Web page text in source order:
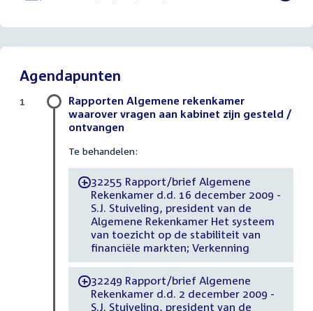
Agendapunten
Rapporten Algemene rekenkamer
waarover vragen aan kabinet zijn gesteld /
ontvangen
Te behandelen:
-32255 Rapport/brief Algemene
Rekenkamer d.d. 16 december 2009 -
S.J. Stuiveling, president van de
Algemene Rekenkamer Het systeem
van toezicht op de stabiliteit van
financiële markten; Verkenning
-32249 Rapport/brief Algemene
Rekenkamer d.d. 2 december 2009 -
S.J. Stuiveling, president van de
1